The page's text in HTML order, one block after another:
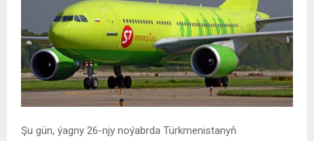
Şu gün, ýagny 26-njy noýabrda Türkmenistanyň